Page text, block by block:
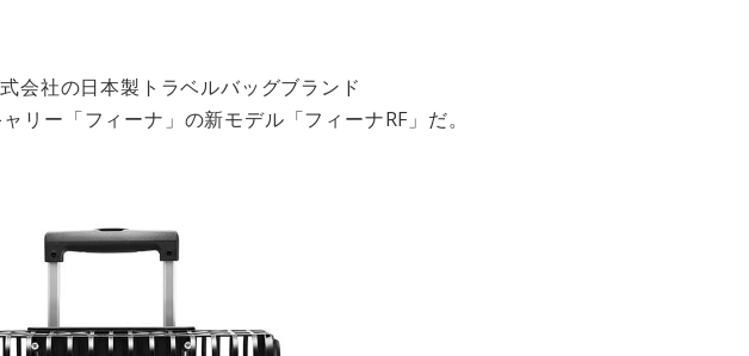
会社の日本製トラベルバッグブランド
リー「フィーナ」の新モデル「フィーナRF」だ。